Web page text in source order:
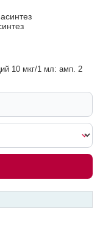
10 мкг/1 мл: амп. 2